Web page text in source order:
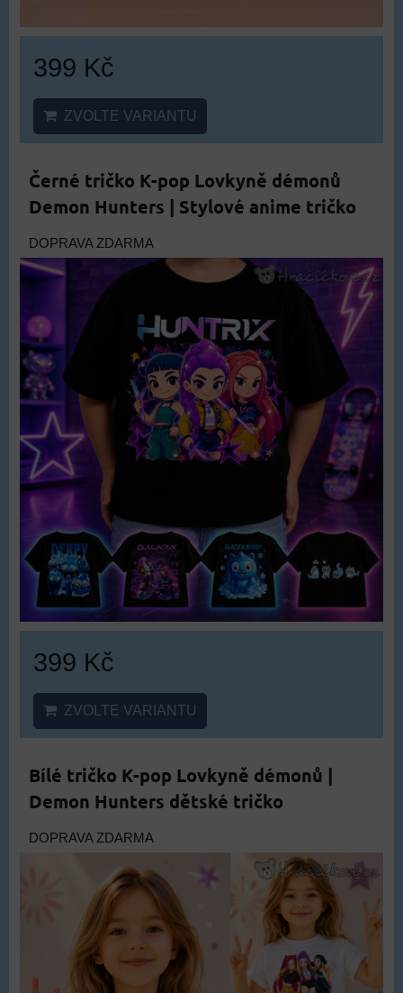
399 Kč
ZVOLTE VARIANTU
Černé tričko K-pop Lovkyně démonů
Demon Hunters | Stylové anime tričko
DOPRAVA ZDARMA
399 Kč
ZVOLTE VARIANTU
Bílé tričko K-pop Lovkyně démonů |
Demon Hunters dětské tričko
DOPRAVA ZDARMA